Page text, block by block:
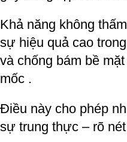
Khả năng không
sự hiệu quả cao
và chống bám bề
mốc .
Điều này cho phép
sự trung thực – rõ